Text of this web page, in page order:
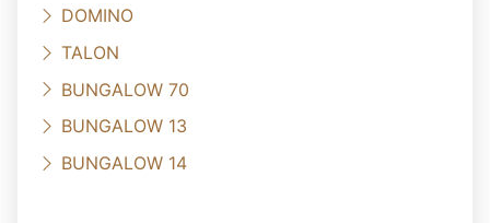
DOMINO
TALON
BUNGALOW 70
BUNGALOW 13
BUNGALOW 14